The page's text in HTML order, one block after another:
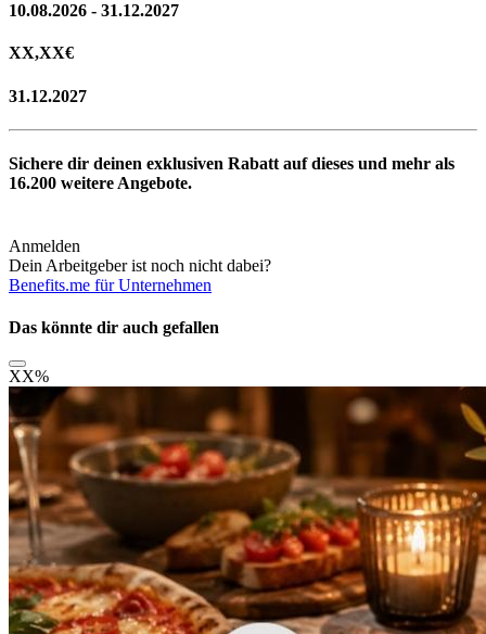
10.08.2026 - 31.12.2027
XX,XX€
31.12.2027
Sichere dir deinen exklusiven Rabatt auf dieses und mehr als
16.200 weitere Angebote.
Anmelden
Dein Arbeitgeber ist noch nicht dabei?
Benefits.me für Unternehmen
Das könnte dir auch gefallen
XX%